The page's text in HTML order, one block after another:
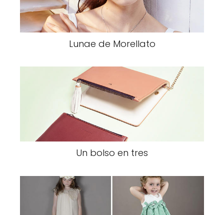
Lunae de Morellato
Un bolso en tres